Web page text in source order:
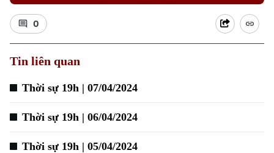
0
Tin liên quan
Thời sự 19h | 07/04/2024
Thời sự 19h | 06/04/2024
Thời sự 19h | 05/04/2024